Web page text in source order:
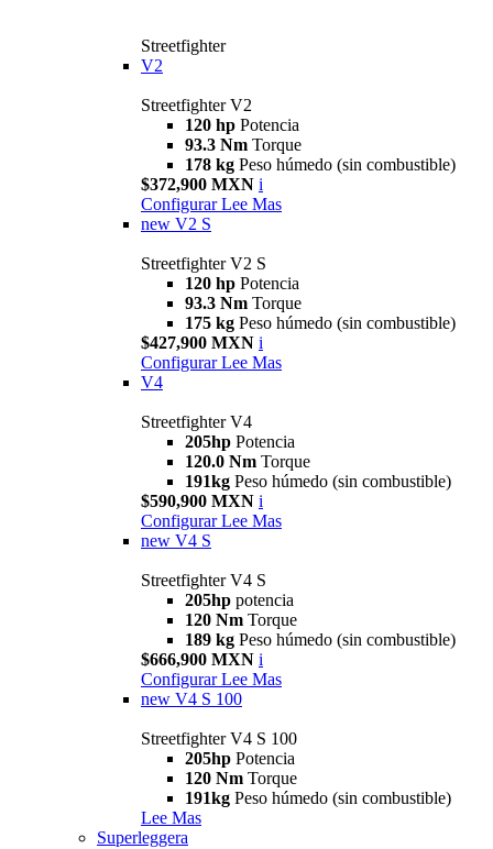
Streetfighter
V2
Streetfighter V2
120 hp Potencia
93.3 Nm Torque
178 kg Peso húmedo (sin combustible)
$372,900 MXN i
Configurar Lee Mas
new V2 S
Streetfighter V2 S
120 hp Potencia
93.3 Nm Torque
175 kg Peso húmedo (sin combustible)
$427,900 MXN i
Configurar Lee Mas
V4
Streetfighter V4
205hp Potencia
120.0 Nm Torque
191kg Peso húmedo (sin combustible)
$590,900 MXN i
Configurar Lee Mas
new V4 S
Streetfighter V4 S
205hp potencia
120 Nm Torque
189 kg Peso húmedo (sin combustible)
$666,900 MXN i
Configurar Lee Mas
new V4 S 100
Streetfighter V4 S 100
205hp Potencia
120 Nm Torque
191kg Peso húmedo (sin combustible)
Lee Mas
Superleggera